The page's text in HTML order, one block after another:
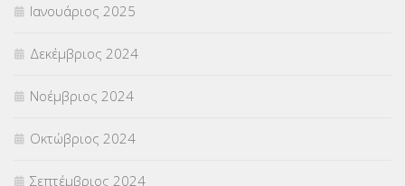
Ιανουάριος 2025
Δεκέμβριος 2024
Νοέμβριος 2024
Οκτώβριος 2024
Σεπτέμβριος 2024